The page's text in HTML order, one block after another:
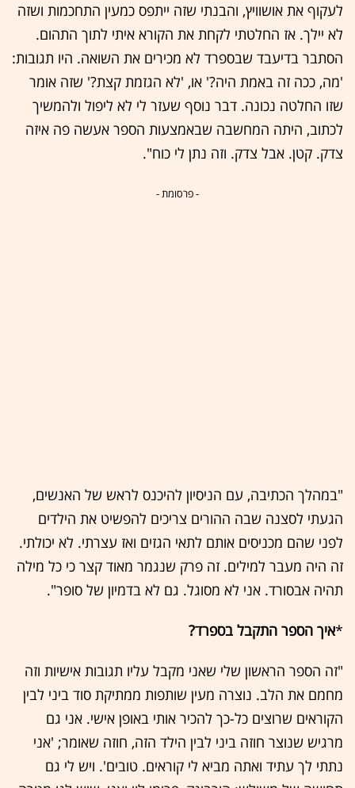
לעקוף את אושוויץ, והבנתי שזה ייתפס כמעין התחכמות ושזה
לא יילך. אז החלטתי לקחת את הקורא איתי לתוך התהום.
הסתבר בדיעבד שבספרד לא מכירים את השואה. היו תגובות:
'מה, ככה זה באמת היה?' או, 'לא הגזמת קצת?' שזה אומר
שזו החלטה נכונה. דבר נוסף שעזר לי לא ליפול ולהמשיך
לכתוב, היתה המחשבה שבאמצעות הספר אעשה פה איזה
צדק. קטן. אבל צדק. וזה נתן לי כוח".
- פרסומת -
"במהלך הכתיבה, עם הניסיון להיכנס לראש של האנשים,
הגעתי לסצנה שבה ההורים צריכים להפשיט את הילדים
לפני שהם מכניסים אותם לתאי הגזים ואז עצרתי. לא יכולתי.
זה היה מעבר למילים. זה פרק שנגמר מאוד קצר כי כל מילה
תהיה אבסורד. אני לא מסוגל. גם לא בדמיון של סופר".
*איך הספר התקבל בספרד?
"זה הספר הראשון שלי שאני מקבל עליו תגובות אישיות וזה
מחמם את הלב. נוצרה מעין שותפות ממתיקת סוד ביני לבין
הקוראים שרוצים כל-כך להכיר אותי באופן אישי. אני גם
מרגיש שנוצר חוזה ביני לבין הילד הזה, חוזה שאומר; 'אני
נתתי לך עתיד ואתה מביא לי קוראים. טובים'. ויש לי גם